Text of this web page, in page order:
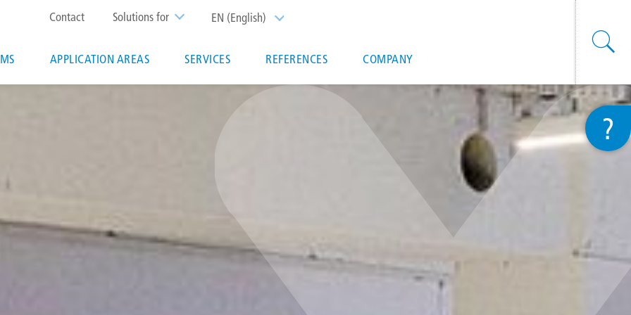
EN (English) List additional actions
Solutions for
Top
menu
Contact
APPLICATION AREAS SERVICES REFERENCES COMPANY
?